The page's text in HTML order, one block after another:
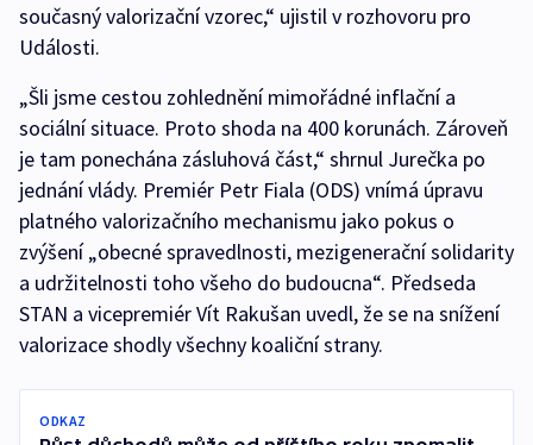
současný valorizační vzorec,“ ujistil v rozhovoru pro
Události.
„Šli jsme cestou zohlednění mimořádné inflační a
sociální situace. Proto shoda na 400 korunách. Zároveň
je tam ponechána zásluhová část,“ shrnul Jurečka po
jednání vlády. Premiér Petr Fiala (ODS) vnímá úpravu
platného valorizačního mechanismu jako pokus o
zvýšení „obecné spravedlnosti, mezigenerační solidarity
a udržitelnosti toho všeho do budoucna“. Předseda
STAN a vicepremiér Vít Rakušan uvedl, že se na snížení
valorizace shodly všechny koaliční strany.
ODKAZ